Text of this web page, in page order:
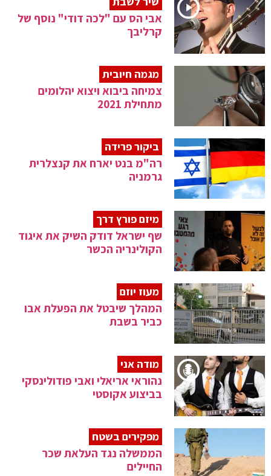
אבי הס עם "לכה דודי" נוסף של
קרליבך
מגמה חיובית
צמיחה ביבוא ויצוא יהלומים
מתחילת 2021
ביקור פרידה
רה"מ בנט יארח את קנצלרית
גרמניה
מיזם פורץ דרך
שף ישראל דודק השיק את איגוד
הקולינריה הכשר
מעוז יוזם
המהלך שיבטל את הפעלת אבו
כביר בשבת
מודה אני
נהוראי אריאלי ואבי פודולינסקי
בביצוע אקוסטי
מפקירים בשטח
הממשלה נגד העלאת שכר
החיילים